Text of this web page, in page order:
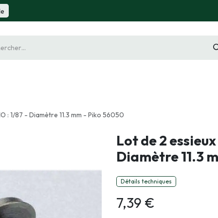
: 1/87 - Diamètre 11.3 mm - Piko 56050
Lot de 2
Diamètre 11.3
Détails techniques
7,39 €